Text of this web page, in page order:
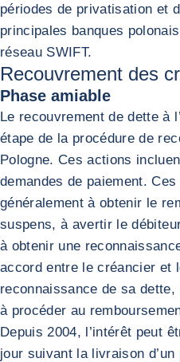
périodes de privatisation et
principales banques
réseau SWIFT.
Recouvrement des
Phase amiable
Le recouvrement de dette à
étape de la procédure de
Pologne. Ces actions
demandes de paiement.
généralement à obtenir le
suspens, à avertir le
à obtenir une
accord entre le créancier et
reconnaissance de sa
à procéder au
Depuis 2004, l’intérêt peut
jour suivant la livraison d’un